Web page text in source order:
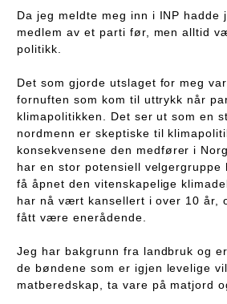
Da jeg meldte meg inn i INP
medlem av et parti før, men alltid
politikk.
Det som gjorde utslaget for meg
fornuften som kom til uttrykk når
klimapolitikken. Det ser ut som en
nordmenn er skeptiske til
konsekvensene den medfører i
har en stor potensiell velgergruppe
få åpnet den vitenskapelige
har nå vært kansellert i over 10 år,
fått være enerådende.
Jeg har bakgrunn fra landbruk og
de bøndene som er igjen levelige
matberedskap, ta vare på matjord